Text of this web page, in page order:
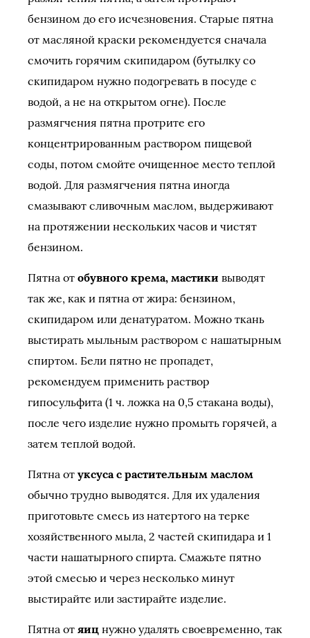
бензином до его исчезновения. Старые пятна
от масляной краски рекомендуется сначала
смочить горячим скипидаром (бутылку со
скипидаром нужно подогревать в посуде с
водой, а не на открытом огне). После
размягчения пятна протрите его
концентрированным раствором пищевой
соды, потом смойте очищенное место теплой
водой. Для размягчения пятна иногда
смазывают сливочным маслом, выдерживают
на протяжении нескольких часов и чистят
бензином.
Пятна от обувного крема, мастики выводят
так же, как и пятна от жира: бензином,
скипидаром или денатуратом. Можно ткань
выстирать мыльным раствором с нашатырным
спиртом. Бели пятно не пропадет,
рекомендуем применить раствор
гипосульфита (1 ч. ложка на 0,5 стакана воды),
после чего изделие нужно промыть горячей, а
затем теплой водой.
Пятна от уксуса с растительным маслом
обычно трудно выводятся. Для их удаления
приготовьте смесь из натертого на терке
хозяйственного мыла, 2 частей скипидара и 1
части нашатырного спирта. Смажьте пятно
этой смесью и через несколько минут
выстирайте или застирайте изделие.
Пятна от яиц нужно удалять своевременно, так